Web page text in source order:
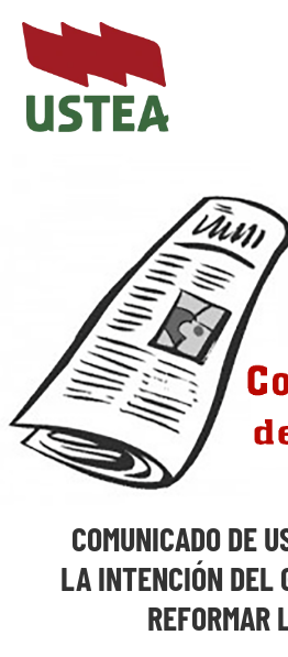
COMUNICADO DE
LA INTENCIÓN DEL
REFORMAR